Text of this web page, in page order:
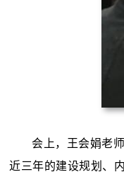
会上，王会娟老
近三年的建设规划、